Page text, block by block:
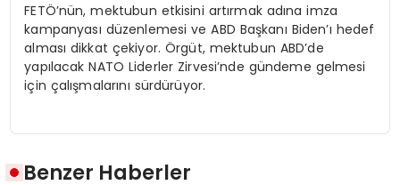
FETÖ’nün, mektubun etkisini artırmak adına imza
kampanyası düzenlemesi ve ABD Başkanı Biden’ı hedef
alması dikkat çekiyor. Örgüt, mektubun ABD’de
yapılacak NATO Liderler Zirvesi’nde gündeme gelmesi
için çalışmalarını sürdürüyor.
Benzer Haberler